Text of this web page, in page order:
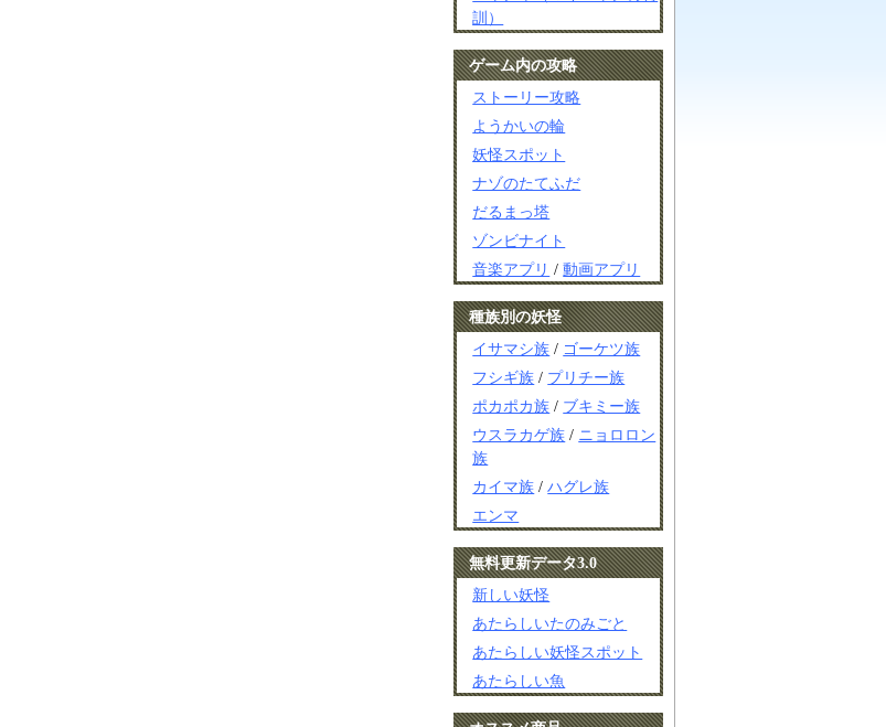
訓）
ゲーム内の攻略
ストーリー攻略
ようかいの輪
妖怪スポット
ナゾのたてふだ
だるまっ塔
ゾンビナイト
音楽アプリ /動画アプリ
種族別の妖怪
イサマシ族 / ゴーケツ族
フシギ族 / プリチー族
ポカポカ族 / ブキミー族
ウスラカゲ族 / ニョロロン
族
カイマ族 /ハグレ族
エンマ
無料更新データ3.0
新しい妖怪
あたらしいたのみごと
あたらしい妖怪スポット
あたらしい魚